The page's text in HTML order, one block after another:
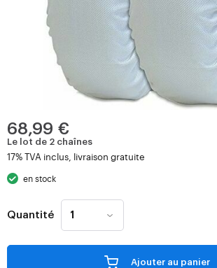
68,99 €
Le lot de 2 chaînes
17% TVA inclus, livraison gratuite
en stock
Quantité
Ajouter au panier